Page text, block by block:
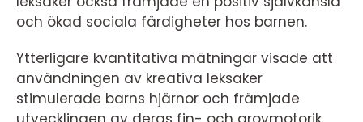
och ökad sociala färdigheter hos barnen.
Ytterligare kvantitativa mätningar visade att
användningen av kreativa leksaker
stimulerade barns hjärnor och främjade